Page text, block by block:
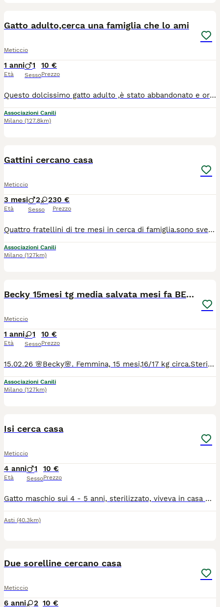
Gatto adulto,cerca una famiglia che lo ami
Meticcio
1 anni
Età
1
Sesso
10 €
Prezzo
Questo dolcissimo gatto adulto ,è stato abbandonato e ora cerca una casa dove poter ricominciare. Sid è un gattino socievole affettuoso e ama la compagnia delle persone. Si lascia coccolare volentieri ed è un compagno amorevole,perfetto per chi vuole adottare un amico fedele. Se pensi di potergli offrire un casa sicura e tanto amore,contattami per avere maggiori informazioni e conoscerlo.
Associazioni Canili
Milano (127.8km)
Gattini cercano casa
Meticcio
3 mesi
Età
2 2
Sesso
30 €
Prezzo
Quattro fratellini di tre mesi in cerca di famiglia.sono sverminati e usano correttamente la lettiera.per maggiori info ed eventualmente venire a conoscerli contattatemi al 3403748499
Associazioni Canili
Milano (127km)
Becky 15mesi tg media salvata mesi fa BERGAMO
Meticcio
1 anni
Età
1
Sesso
10 €
Prezzo
15.02.26 🌸Becky🌸. Femmina, 15 mesi,16/17 kg circa.Sterilizzata. Vaccinata. Buona , le piacciono le coccole. Lei arriva da un passato difficile. Si cerca per lei una mamma che possa farle dimenticare il suo passato. Visibile a Bergamo dove attualmente si trova in stallo a pagamento. Verrà data in adozione solo al completamento dell'iter di adozione. Il costo dell'intero trasporto e microchip è a carico dell'adottante.Per info WhatsApp 3392619577.
Associazioni Canili
Milano (127km)
Isi cerca casa
Meticcio
4 anni
Età
1
Sesso
10 €
Prezzo
Gatto maschio sui 4 - 5 anni, sterilizzato, viveva in casa ma adesso è randagio da un annetto, ha necessità di una casa con giardino perché è abituato a vivere in giro. Si può vedere la sera verso le otto - otto e mezza in zona Piazza d'Armi quando viene a mangiare. Si chiama Isi. La zona in cui vive sarà ristrutturata dal proprietario a Settembre e stiamo cercando una famiglia responsabile per il nostro amico a quattro zampe. Molto socievole e ciarliero
Asti (40.3km)
Due sorelline cercano casa
Meticcio
6 anni 2 10 €